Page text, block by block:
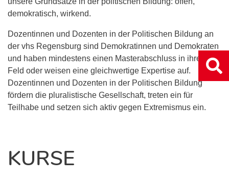
demokratisch, wirkend.
Dozentinnen und Dozenten in der Politischen Bildung an
der vhs Regensburg sind Demokratinnen und Demokraten
und haben mindestens einen Masterabschluss in ihrem
Feld oder weisen eine gleichwertige Expertise auf.
Dozentinnen und Dozenten in der Politischen Bildung
fördern die pluralistische Gesellschaft, treten ein für
Teilhabe und setzen sich aktiv gegen Extremismus ein.
KURSE